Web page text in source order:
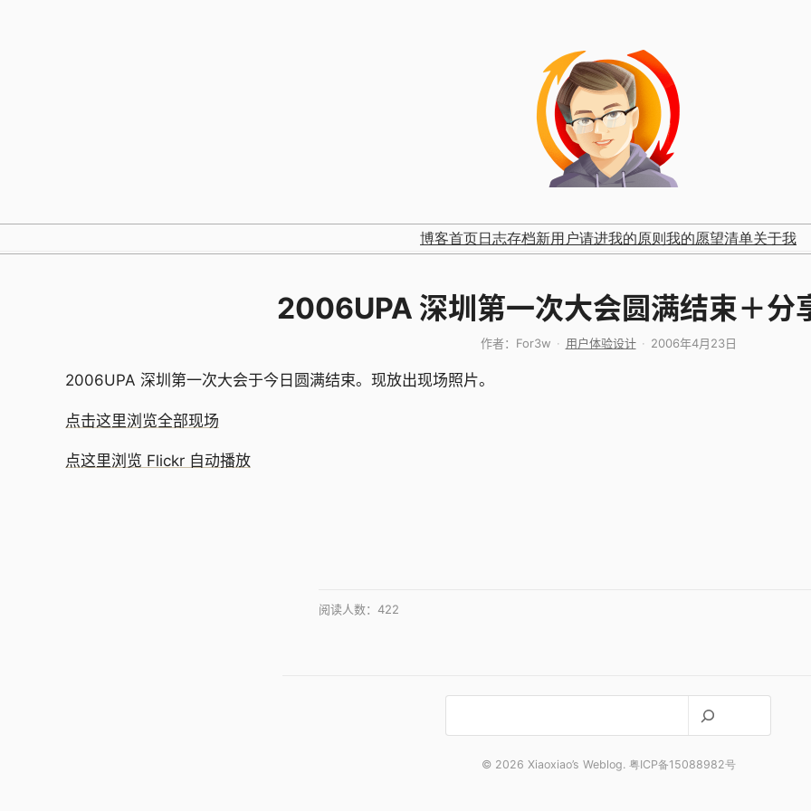
博客首页日志存档新用户请进我的原则 我的愿望清单关于我
2006UPA 深圳第一次大会圆满结束＋分
作者： For3w 用户体验设计 2006年4月23日
2006UPA 深圳第一次大会于今日圆满结束。现放出现场照片。
点击这里浏览全部现场
点这里浏览 Flickr 自动播放
阅读人数： 422
索
© 2026 Xiaoxiao’s Weblog. 粤ICP备15088982号